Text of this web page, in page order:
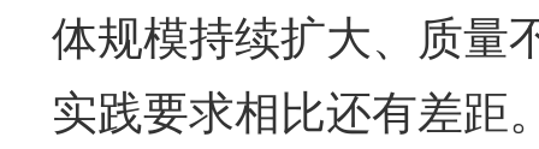
体规模持续扩大、质量
实践要求相比还有差距